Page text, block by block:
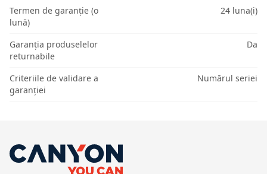
Termen de garanție (o
lună)
24 luna(i)
Garanția produselelor
returnabile
Da
Criteriile de validare a
garanției
Numărul seriei